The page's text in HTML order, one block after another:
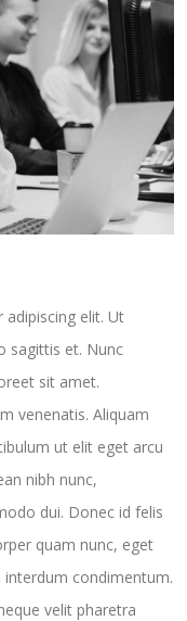
elit. Ut
sagittis et. Nunc
sit amet.
venenatis. Aliquam
ut elit eget arcu
nibh nunc,
dui. Donec id felis
quam nunc, eget
condimentum.
velit pharetra